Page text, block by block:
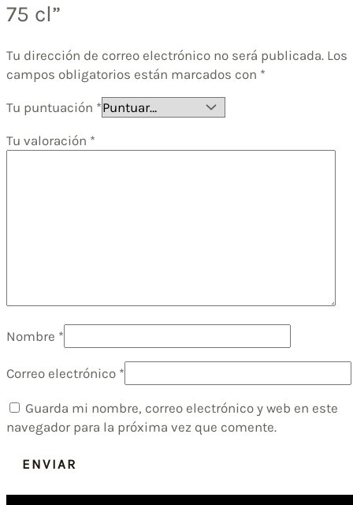
75 cl”
Tu dirección de correo electrónico no será publicada. Los
campos obligatorios están marcados con *
Tu puntuación *
Tu valoración *
Nombre *
Correo electrónico *
Guarda mi nombre, correo electrónico y web en este
navegador para la próxima vez que comente.